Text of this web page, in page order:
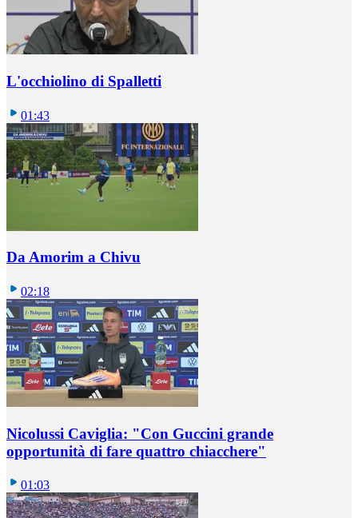
L'occhiolino di Spalletti
01:43
Da Amorim a Chivu
02:18
Nicolussi Caviglia: "Con Guccini grande
opportunità di fare quattro chiacchere"
01:03